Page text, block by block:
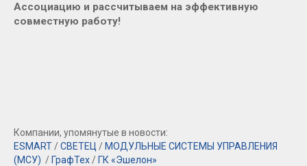
Ассоциацию и рассчитываем на эффективную
совместную работу!
Компании, упомянутые в новости:
ESMART /СВЕТЕЦ / МОДУЛЬНЫЕ СИСТЕМЫ УПРАВЛЕНИЯ
(МСУ) / ГрафТех / ГК «Эшелон»